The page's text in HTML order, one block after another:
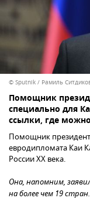
© Sputnik / Рамиль
Помощник
специально для
ссылки, где
Помощник
евродипломата Каи
России XX века.
Она, напомним,
на более чем 19